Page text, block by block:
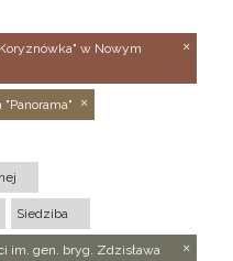
w Nowym
"Panorama"
Siedziba
im. gen. bryg. Zdzisława